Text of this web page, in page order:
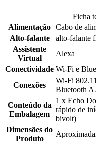
Ficha
Alimentação Cabo de
Alto-falante
alto-falante
Assistente
Virtual
Alexa
Conectividade Wi-Fi e
Conexões
Wi-Fi
Bluetooth
Conteúdo da
Embalagem
1 x Echo
rápido de
bivolt)
Dimensões do
Produto